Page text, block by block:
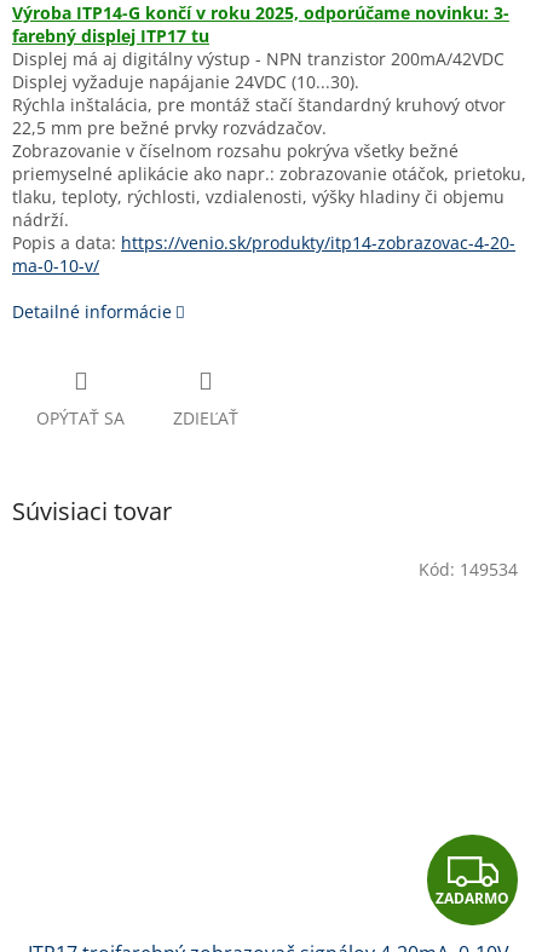
Výroba ITP14-G končí v roku 2025, odporúčame novinku: 3-
farebný displej ITP17 tu
Displej má aj digitálny výstup - NPN tranzistor 200mA/42VDC
Displej vyžaduje napájanie 24VDC (10...30).
Rýchla inštalácia, pre montáž stačí štandardný kruhový otvor
22,5 mm pre bežné prvky rozvádzačov.
Zobrazovanie v číselnom rozsahu pokrýva všetky bežné
priemyselné aplikácie ako napr.: zobrazovanie otáčok, prietoku,
tlaku, teploty, rýchlosti, vzdialenosti, výšky hladiny či objemu
nádrží.
Popis a data: https://venio.sk/produkty/itp14-zobrazovac-4-20-
ma-0-10-v/
Detailné informácie
OPÝTAŤ SA ZDIEĽAŤ
Súvisiaci tovar
Z
A
ZADARMO
Kód: 149534